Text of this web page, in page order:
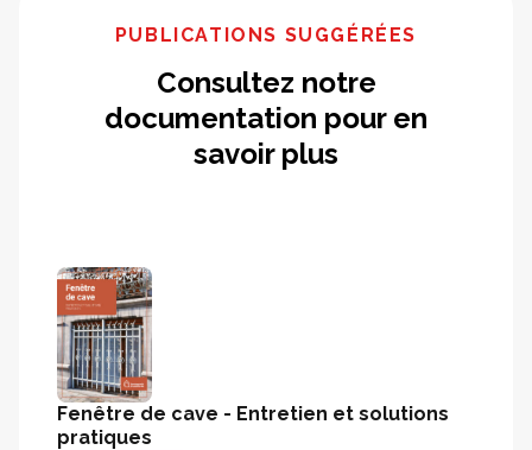
PUBLICATIONS SUGGÉRÉES
Consultez notre
documentation pour en
savoir plus
Fenêtre de cave - Entretien et solutions
pratiques